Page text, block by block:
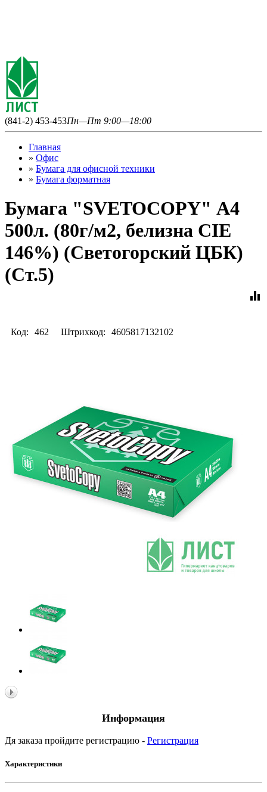
(841-2) 453-453Пн—Пт 9:00—18:00
Главная
» Офис
» Бумага для офисной техники
» Бумага форматная
Бумага "SVETOCOPY" А4
500л. (80г/м2, белизна CIE
146%) (Светогорский ЦБК)
(Ст.5)
equalizer
Код: 462 Штрихкод: 4605817132102
Информация
Дя заказа пройдите регистрацию - Регистрация
Характеристики